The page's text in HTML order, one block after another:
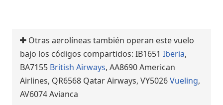
Otras aerolíneas también operan este vuelo
bajo los códigos compartidos: IB1651 Iberia,
BA7155 British Airways, AA8690 American
Airlines, QR6568 Qatar Airways, VY5026Vueling,
AV6074 Avianca